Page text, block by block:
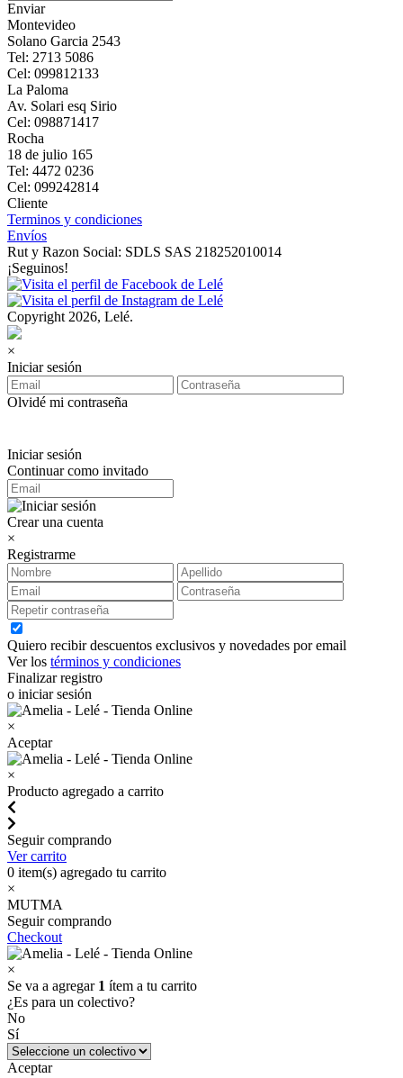
Enviar
Montevideo
Solano Garcia 2543
Tel: 2713 5086
Cel: 099812133
La Paloma
Av. Solari esq Sirio
Cel: 098871417
Rocha
18 de julio 165
Tel: 4472 0236
Cel: 099242814
Cliente
Terminos y condiciones
Envíos
Rut y Razon Social: SDLS SAS 218252010014
¡Seguinos!
Copyright 2026, Lelé.
×
Iniciar sesión
Olvidé mi contraseña
Iniciar sesión
Continuar como invitado
Crear una cuenta
×
Registrarme
Quiero recibir descuentos exclusivos y novedades por email
Ver los términos y condiciones
Finalizar registro
o iniciar sesión
×
Aceptar
×
Producto agregado a carrito
Seguir comprando
Ver carrito
0 item(s) agregado tu carrito
×
MUTMA
Seguir comprando
Checkout
×
Se va a agregar 1 ítem a tu carrito
¿Es para un colectivo?
No
Sí
Aceptar